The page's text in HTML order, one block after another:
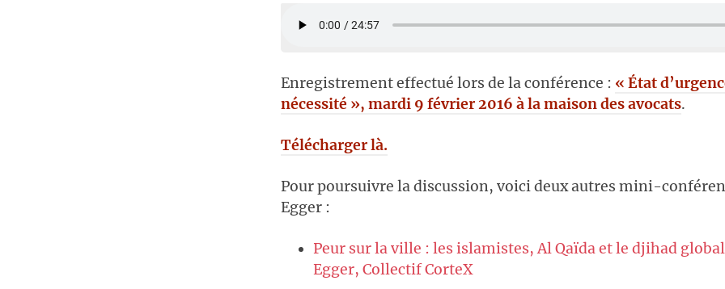
Enregistrement effectué lors de la conférence : « État
nécessité », mardi 9 février 2016 à la maison des avocats.
Télécharger là.
Pour poursuivre la discussion, voici deux autres mini-
Egger :
Peur sur la ville : les islamistes, Al Qaïda et le djihad
Egger, Collectif CorteX